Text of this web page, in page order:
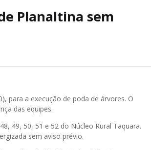
Planaltina sem
para a execução de poda de árvores. O
das equipes.
49, 50, 51 e 52 do Núcleo Rural Taquara.
sem aviso prévio.